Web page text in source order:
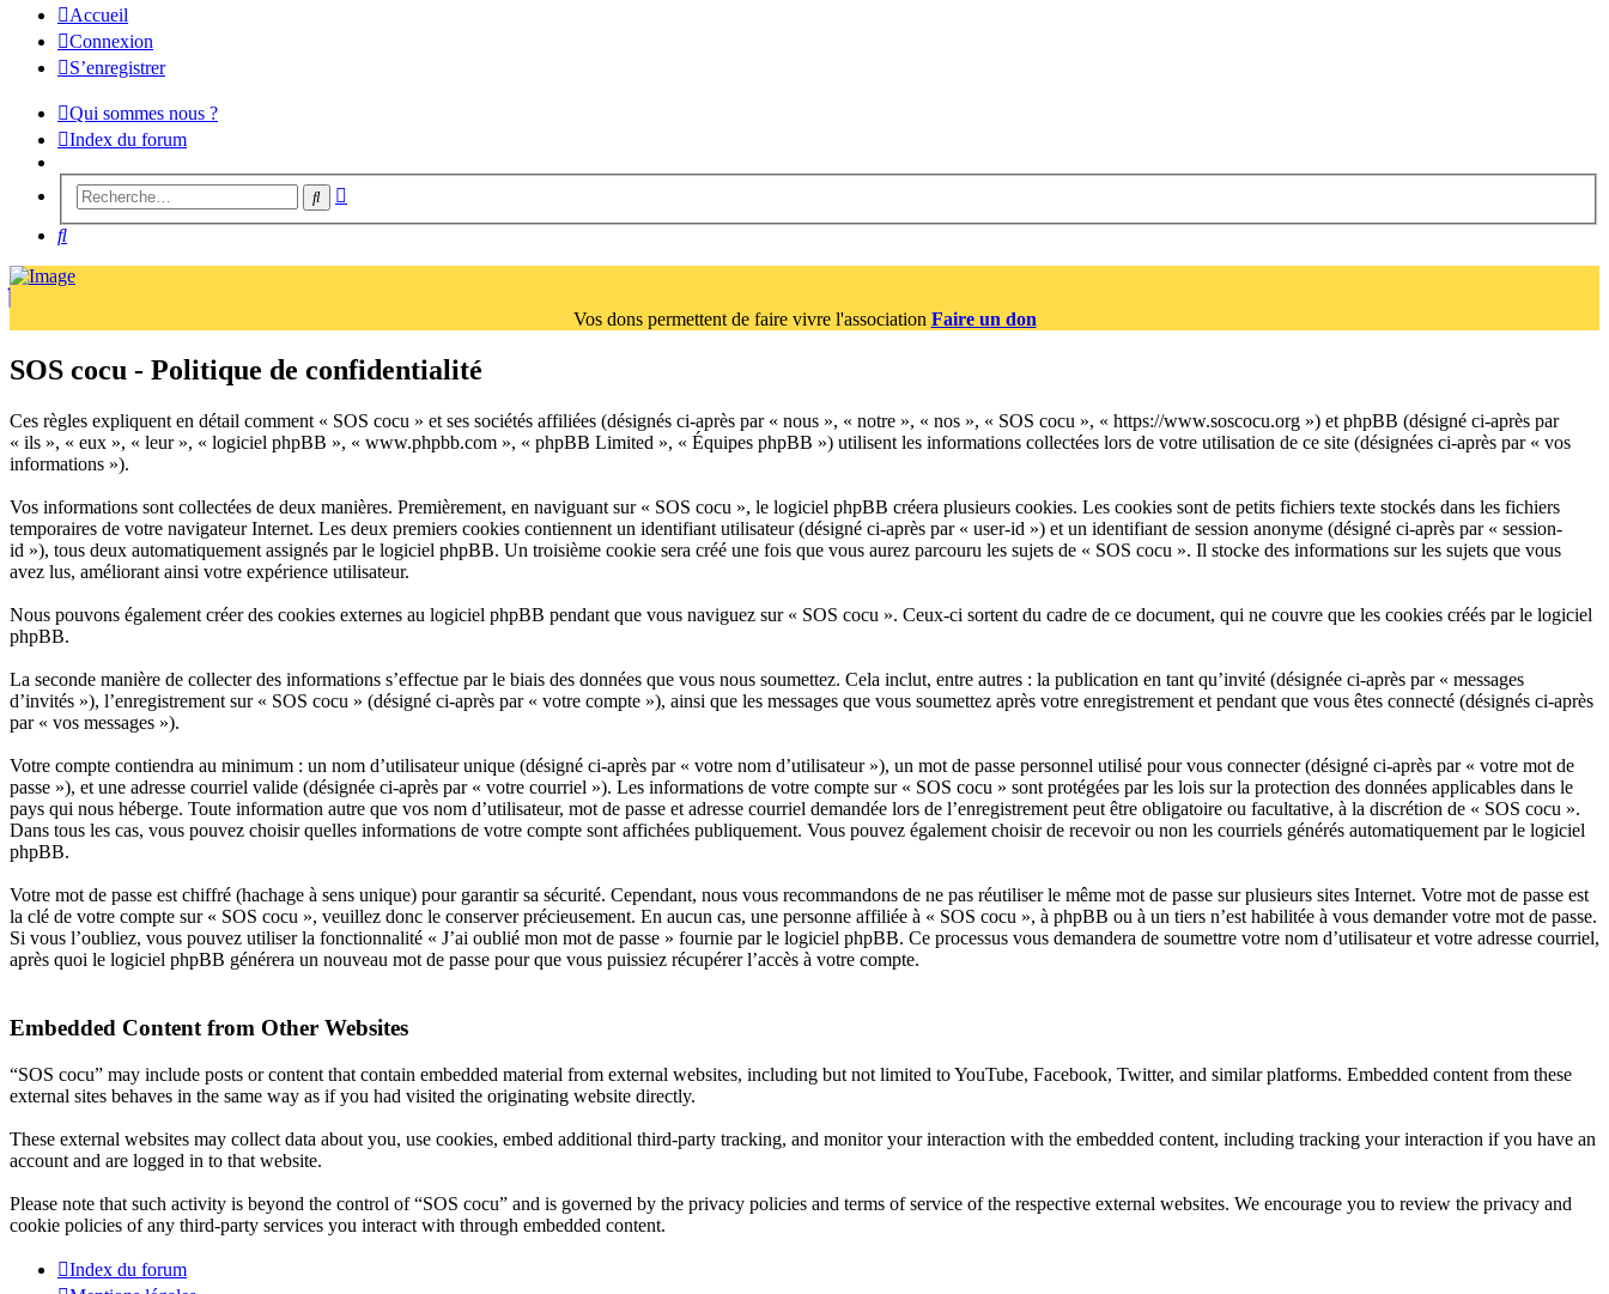
Accueil
Connexion
S’enregistrer
Qui sommes nous ?
Index du forum
Rechercher
Rechercher
Vos dons permettent de faire vivre l'association Faire un don
SOS cocu - Politique de confidentialité
Ces règles expliquent en détail comment « SOS cocu » et ses sociétés affiliées (désignés ci-après par « nous », « notre », « nos », « SOS cocu », « https://www.soscocu.org ») et phpBB (désigné ci-après par
« ils », « eux », « leur », « logiciel phpBB », « www.phpbb.com », « phpBB Limited », « Équipes phpBB ») utilisent les informations collectées lors de votre utilisation de ce site (désignées ci-après par « vos
informations »).
Vos informations sont collectées de deux manières. Premièrement, en naviguant sur « SOS cocu », le logiciel phpBB créera plusieurs cookies. Les cookies sont de petits fichiers texte stockés dans les fichiers
temporaires de votre navigateur Internet. Les deux premiers cookies contiennent un identifiant utilisateur (désigné ci-après par « user-id ») et un identifiant de session anonyme (désigné ci-après par « session-
id »), tous deux automatiquement assignés par le logiciel phpBB. Un troisième cookie sera créé une fois que vous aurez parcouru les sujets de « SOS cocu ». Il stocke des informations sur les sujets que vous
avez lus, améliorant ainsi votre expérience utilisateur.
Nous pouvons également créer des cookies externes au logiciel phpBB pendant que vous naviguez sur « SOS cocu ». Ceux-ci sortent du cadre de ce document, qui ne couvre que les cookies créés par le logiciel
phpBB.
La seconde manière de collecter des informations s’effectue par le biais des données que vous nous soumettez. Cela inclut, entre autres : la publication en tant qu’invité (désignée ci-après par « messages
d’invités »), l’enregistrement sur « SOS cocu » (désigné ci-après par « votre compte »), ainsi que les messages que vous soumettez après votre enregistrement et pendant que vous êtes connecté (désignés ci-après
par « vos messages »).
Votre compte contiendra au minimum : un nom d’utilisateur unique (désigné ci-après par « votre nom d’utilisateur »), un mot de passe personnel utilisé pour vous connecter (désigné ci-après par « votre mot de
passe »), et une adresse courriel valide (désignée ci-après par « votre courriel »). Les informations de votre compte sur « SOS cocu » sont protégées par les lois sur la protection des données applicables dans le
pays qui nous héberge. Toute information autre que vos nom d’utilisateur, mot de passe et adresse courriel demandée lors de l’enregistrement peut être obligatoire ou facultative, à la discrétion de « SOS cocu ».
Dans tous les cas, vous pouvez choisir quelles informations de votre compte sont affichées publiquement. Vous pouvez également choisir de recevoir ou non les courriels générés automatiquement par le logiciel
phpBB.
Votre mot de passe est chiffré (hachage à sens unique) pour garantir sa sécurité. Cependant, nous vous recommandons de ne pas réutiliser le même mot de passe sur plusieurs sites Internet. Votre mot de passe est
la clé de votre compte sur « SOS cocu », veuillez donc le conserver précieusement. En aucun cas, une personne affiliée à « SOS cocu », à phpBB ou à un tiers n’est habilitée à vous demander votre mot de passe.
Si vous l’oubliez, vous pouvez utiliser la fonctionnalité « J’ai oublié mon mot de passe » fournie par le logiciel phpBB. Ce processus vous demandera de soumettre votre nom d’utilisateur et votre adresse courriel,
après quoi le logiciel phpBB générera un nouveau mot de passe pour que vous puissiez récupérer l’accès à votre compte.
Embedded Content from Other Websites
“SOS cocu” may include posts or content that contain embedded material from external websites, including but not limited to YouTube, Facebook, Twitter, and similar platforms. Embedded content from these
external sites behaves in the same way as if you had visited the originating website directly.
These external websites may collect data about you, use cookies, embed additional third-party tracking, and monitor your interaction with the embedded content, including tracking your interaction if you have an
account and are logged in to that website.
Please note that such activity is beyond the control of “SOS cocu” and is governed by the privacy policies and terms of service of the respective external websites. We encourage you to review the privacy and
cookie policies of any third-party services you interact with through embedded content.
Index du forum